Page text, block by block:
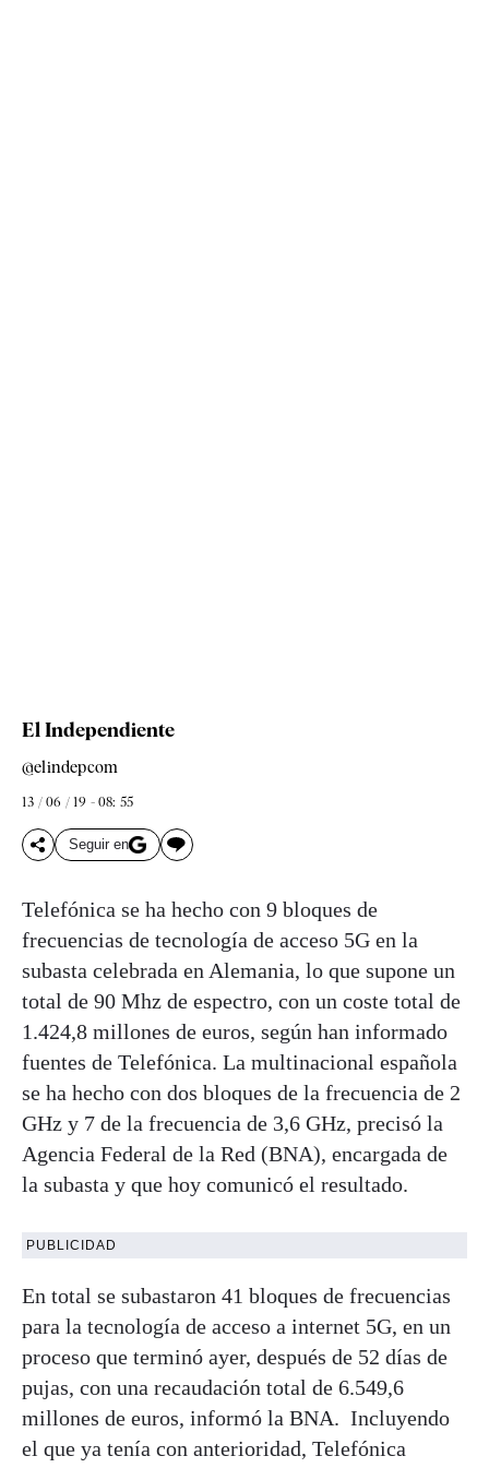
El Independiente
@elindepcom
13 / 06 / 19 - 08: 55
Seguir en
Telefónica se ha hecho con 9 bloques de
frecuencias de tecnología de acceso 5G en la
subasta celebrada en Alemania, lo que supone un
total de 90 Mhz de espectro, con un coste total de
1.424,8 millones de euros, según han informado
fuentes de Telefónica. La multinacional española
se ha hecho con dos bloques de la frecuencia de 2
GHz y 7 de la frecuencia de 3,6 GHz, precisó la
Agencia Federal de la Red (BNA), encargada de
la subasta y que hoy comunicó el resultado.
PUBLICIDAD
En total se subastaron 41 bloques de frecuencias
para la tecnología de acceso a internet 5G, en un
proceso que terminó ayer, después de 52 días de
pujas, con una recaudación total de 6.549,6
millones de euros, informó la BNA. Incluyendo
el que ya tenía con anterioridad, Telefónica